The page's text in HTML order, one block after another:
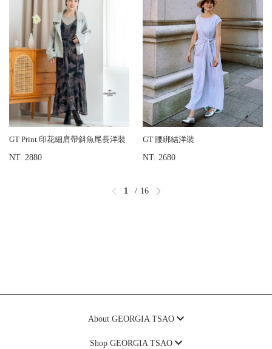
GT Print 印花細肩帶斜魚尾長洋裝
NT. 2880
GT 腰綁結洋裝
NT. 2680
1 16
About GEORGIA TSAO
Shop GEORGIA TSAO